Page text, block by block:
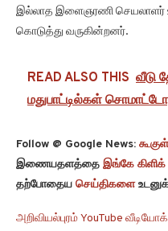
இல்லாத இளைஞரணி செயலாளர்
கொடுத்து வருகின்றனர்.
READ ALSO THIS வீடு
மதுபாட்டில்கள்
Follow @ Google News:
இணையதளத்தை இங்கே கிளிக்
தற்போதைய செய்திகளை
அறிவியல்புரம் YouTube